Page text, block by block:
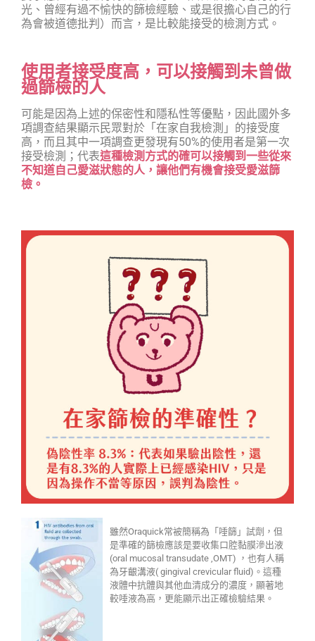
光、曾經有過不愉快的篩檢經驗、或是很擔心自己的行
為會被道德批判）而言，是比較能接受的檢測方式。
使用者接受度高，可以接觸到未曾做
過篩檢的人
可能是因為上述的保密性和隱私性等優點，因此國外多
項調查結果顯示民眾對於「在家自我檢測」的接受度
高，而且其中一項調查更發現有50%的使用者是第一次
接受檢測；代表這種檢測方式的確可以接觸到一些從來
不知道自己愛滋狀態的人，讓他們有機會接受愛滋篩
檢。
雖然Oraquick常被簡稱為「唾篩」試劑，但
是準確的篩檢應該是要收集口腔黏膜滲出液
(oral mucosal transudate ,OMT) ，也有人稱
為牙齦溝液( gingival crevicular fluid)。這種
液體中抗體與其他血清成分的濃度，顯著地
較唾液為高，更能顯示出正確檢驗結果。